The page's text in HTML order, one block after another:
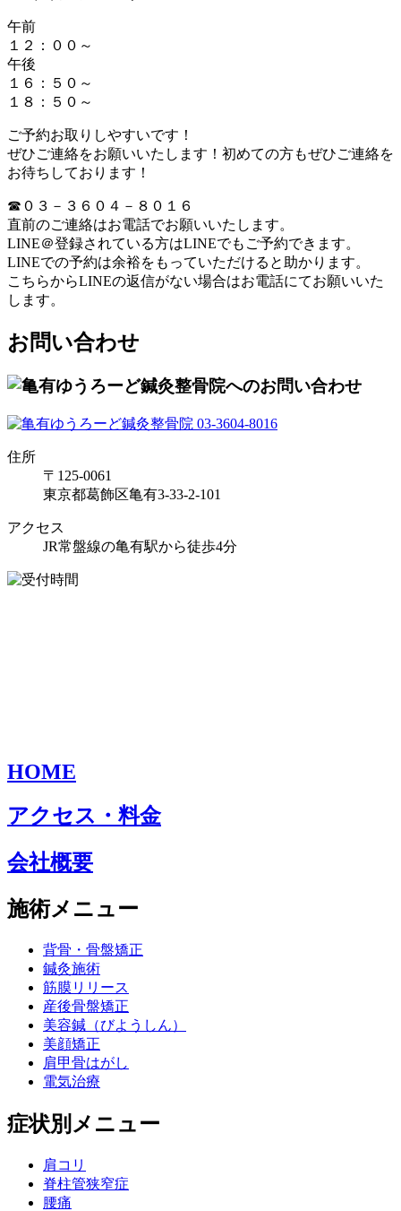
午前
１２：００～
午後
１６：５０～
１８：５０～
ご予約お取りしやすいです！
ぜひご連絡をお願いいたします！初めての方もぜひご連絡を
お待ちしております！
☎０３－３６０４－８０１６
直前のご連絡はお電話でお願いいたします。
LINE＠登録されている方はLINEでもご予約できます。
LINEでの予約は余裕をもっていただけると助かります。
こちらからLINEの返信がない場合はお電話にてお願いいた
します。
お問い合わせ
住所
〒125-0061
東京都葛飾区亀有3-33-2-101
アクセス
JR常盤線の亀有駅から徒歩4分
HOME
アクセス・料金
会社概要
施術メニュー
背骨・骨盤矯正
鍼灸施術
筋膜リリース
産後骨盤矯正
美容鍼（びようしん）
美顔矯正
肩甲骨はがし
電気治療
症状別メニュー
肩コリ
脊柱管狭窄症
腰痛